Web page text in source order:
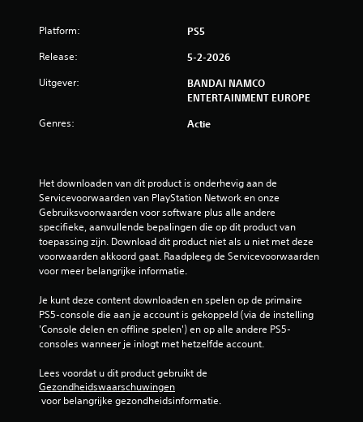
Platform: PS5
Release: 5-2-2026
Uitgever:
BANDAI NAMCO
ENTERTAINMENT EUROPE
Genres: Actie
Het downloaden van dit product is onderhevig aan de
Servicevoorwaarden van PlayStation Network en onze
Gebruiksvoorwaarden voor software plus alle andere
specifieke, aanvullende bepalingen die op dit product van
toepassing zijn. Download dit product niet als u niet met deze
voorwaarden akkoord gaat. Raadpleeg de Servicevoorwaarden
voor meer belangrijke informatie.
Je kunt deze content downloaden en spelen op de primaire
PS5-console die aan je account is gekoppeld (via de instelling
'Console delen en offline spelen') en op alle andere PS5-
consoles wanneer je inlogt met hetzelfde account.
Lees voordat u dit product gebruikt de
Gezondheidswaarschuwingen
voor belangrijke gezondheidsinformatie.